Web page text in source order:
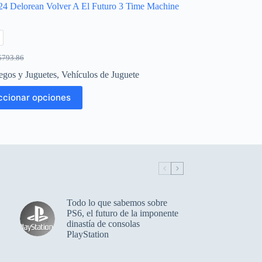
Delorean Volver A El Futuro 3 Time Machine
793.86
y Juguetes, Vehículos de Juguete
opciones
Todo lo que sabemos sobre
PS6, el futuro de la imponente
dinastía de consolas
PlayStation